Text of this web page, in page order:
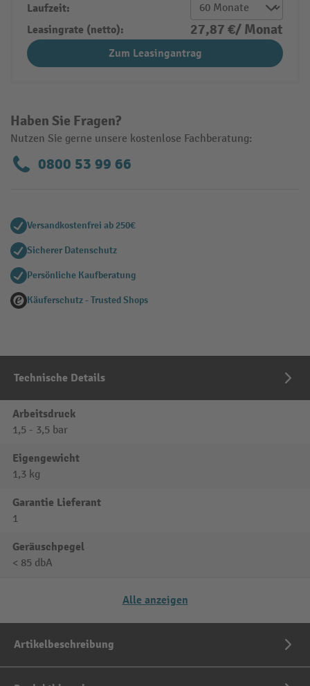
Haben Sie Fragen?
Nutzen Sie gerne unsere kostenlose Fachberatung:
0800 53 99 66
Laufzeit:
Leasingrate (netto):
27,87 €/ Monat
Zum Leasingantrag
Versandkostenfrei ab 250€
Sicherer Datenschutz
Persönliche Kaufberatung
Käuferschutz - Trusted Shops
Technische Details
Arbeitsdruck
1,5 - 3,5 bar
Eigengewicht
1,3 kg
Garantie Lieferant
1
Geräuschpegel
< 85 dbA
Alle anzeigen
Artikelbeschreibung